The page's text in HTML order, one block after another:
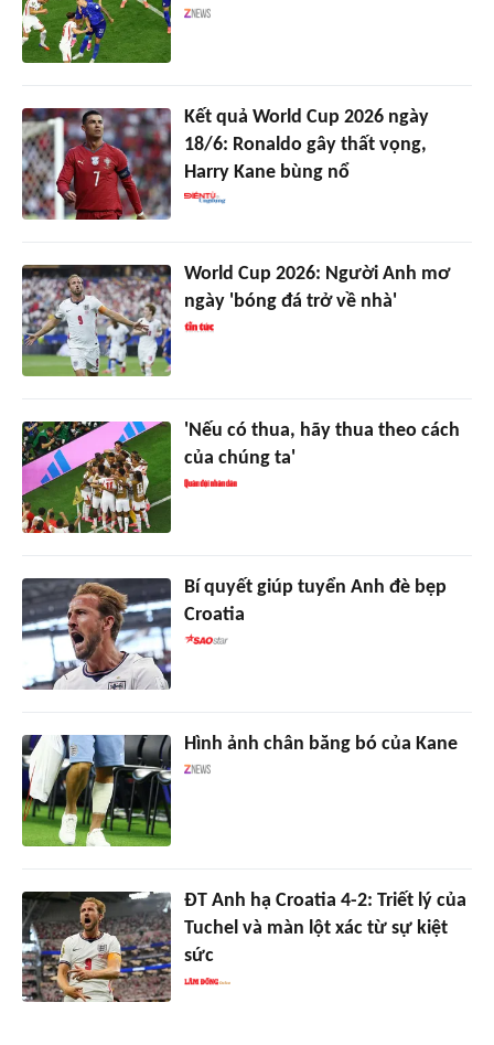
Kết quả World Cup 2026 ngày
18/6: Ronaldo gây thất vọng,
Harry Kane bùng nổ
World Cup 2026: Người Anh mơ
ngày 'bóng đá trở về nhà'
'Nếu có thua, hãy thua theo cách
của chúng ta'
Bí quyết giúp tuyển Anh đè bẹp
Croatia
Hình ảnh chân băng bó của Kane
ĐT Anh hạ Croatia 4-2: Triết lý của
Tuchel và màn lột xác từ sự kiệt
sức